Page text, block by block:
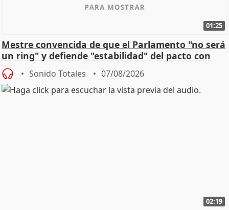
01:25
Mestre convencida de que el Parlamento "no será
un ring" y defiende "estabilidad" del pacto con
Vox
Sonido Totales 07/08/2026
02:19